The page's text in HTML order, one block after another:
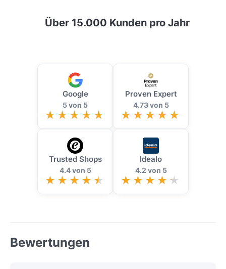
Über 15.000 Kunden pro Jahr
Google
5 von 5
Proven Expert
4.73 von 5
Trusted Shops
4.4 von 5
Idealo
4.2 von 5
Bewertungen